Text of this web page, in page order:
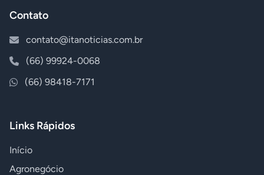
Contato
contato@itanoticias.com.br
(66) 99924-0068
(66) 98418-7171
Links Rápidos
Início
Agronegócio